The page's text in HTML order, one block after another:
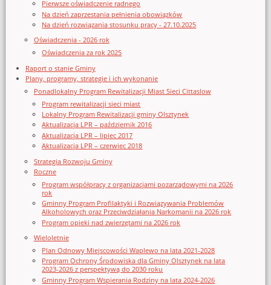
Pierwsze oświadczenie radnego
Na dzień zaprzestania pełnienia obowiązków
Na dzień rozwiązania stosunku pracy - 27.10.2025
Oświadczenia - 2026 rok
Oświadczenia za rok 2025
Raport o stanie Gminy
Plany, programy, strategie i ich wykonanie
Ponadlokalny Program Rewitalizacji Miast Sieci Cittaslow
Program rewitalizacji sieci miast
Lokalny Program Rewitalizacji gminy Olsztynek
Aktualizacja LPR – październik 2016
Aktualizacja LPR – lipiec 2017
Aktualizacja LPR – czerwiec 2018
Strategia Rozwoju Gminy
Roczne
Program współpracy z organizacjami pozarządowymi na 2026
rok
Gminny Program Profilaktyki i Rozwiązywania Problemów
Alkoholowych oraz Przeciwdziałania Narkomanii na 2026 rok
Program opieki nad zwierzętami na 2026 rok
Wieloletnie
Plan Odnowy Miejscowości Waplewo na lata 2021-2028
Program Ochrony Środowiska dla Gminy Olsztynek na lata
2023-2026 z perspektywą do 2030 roku
Gminny Program Wspierania Rodziny na lata 2024-2026